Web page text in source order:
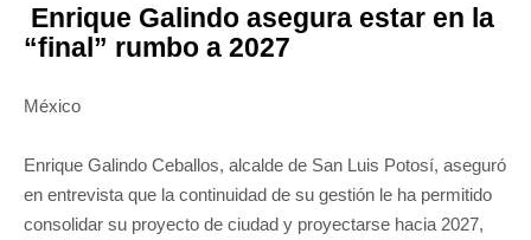
Enrique Galindo asegura estar en la
“final” rumbo a 2027
México
Enrique Galindo Ceballos, alcalde de San Luis Potosí, aseguró
en entrevista que la continuidad de su gestión le ha permitido
consolidar su proyecto de ciudad y proyectarse hacia 2027,